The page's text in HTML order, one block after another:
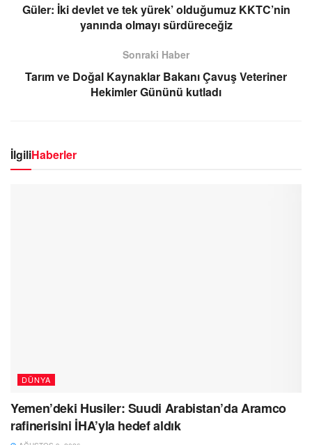
Güler: İki devlet ve tek yürek’ olduğumuz KKTC’nin
yanında olmayı sürdüreceğiz
Sonraki Haber
Tarım ve Doğal Kaynaklar Bakanı Çavuş Veteriner
Hekimler Gününü kutladı
İlgiliHaberler
DÜNYA
Yemen’deki Husiler: Suudi Arabistan’da Aramco
rafinerisini İHA’yla hedef aldık